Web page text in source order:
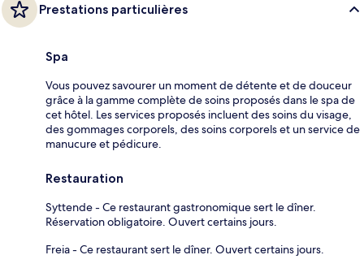
Prestations particulières
Spa
Vous pouvez savourer un moment de détente et de douceur
grâce à la gamme complète de soins proposés dans le spa de
cet hôtel. Les services proposés incluent des soins du visage,
des gommages corporels, des soins corporels et un service de
manucure et pédicure.
Restauration
Syttende - Ce restaurant gastronomique sert le dîner.
Réservation obligatoire. Ouvert certains jours.
Freia - Ce restaurant sert le dîner. Ouvert certains jours.